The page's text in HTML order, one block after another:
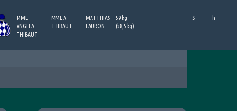
MME
ANGELA
THIBAUT
MME A.
THIBAUT
MATTHIAS
LAURON
59 kg
(58,5 kg)
S h